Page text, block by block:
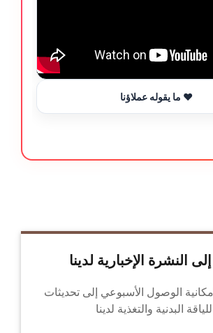
ما يقوله عملاؤنا ❤️
النشرة الإخبارية لدينا
الوصول الأسبوعي إلى تحديثات